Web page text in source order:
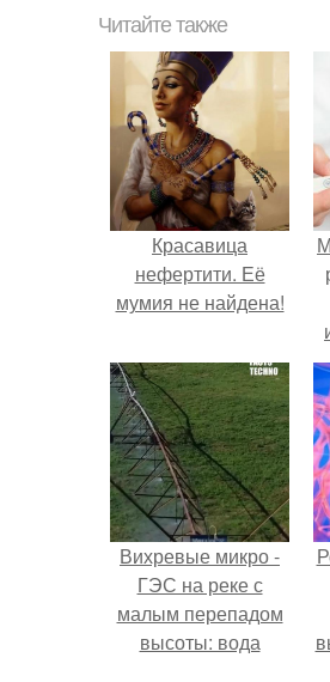
Читайте также
Красавица
нефертити. Её
мумия не найдена!
Вихревые микро -
ГЭС на реке с
малым перепадом
высоты: вода